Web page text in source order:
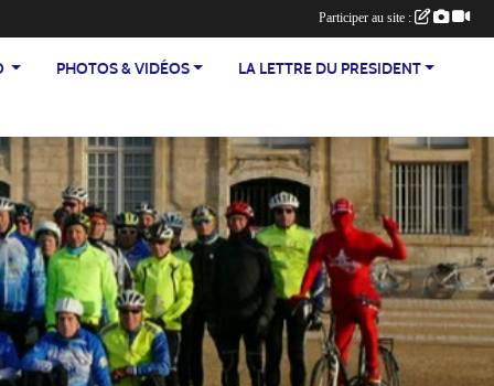
PHOTOS & VIDÉOS LA LETTRE DU PRESIDENT
Participer au site :